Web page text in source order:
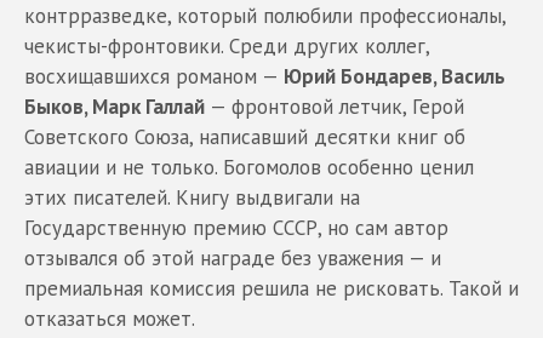
контрразведке, который полюбили профессионалы,
чекисты-фронтовики. Среди других коллег,
восхищавшихся романом — Юрий Бондарев, Василь
Быков, Марк Галлай — фронтовой летчик, Герой
Советского Союза, написавший десятки книг об
авиации и не только. Богомолов особенно ценил
этих писателей. Книгу выдвигали на
Государственную премию СССР, но сам автор
отзывался об этой награде без уважения — и
премиальная комиссия решила не рисковать. Такой и
отказаться может.